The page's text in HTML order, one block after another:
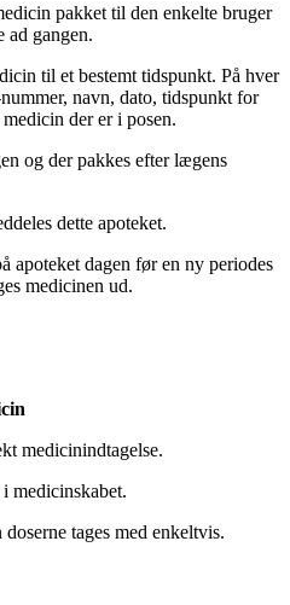
pakket til den enkelte bruger
ad gangen.
til et bestemt tidspunkt. På hver
navn, dato, tidspunkt for
der er i posen.
og der pakkes efter lægens
dette apoteket.
apoteket dagen før en ny periodes
medicinen ud.
medicinindtagelse.
medicinskabet.
tages med enkeltvis.